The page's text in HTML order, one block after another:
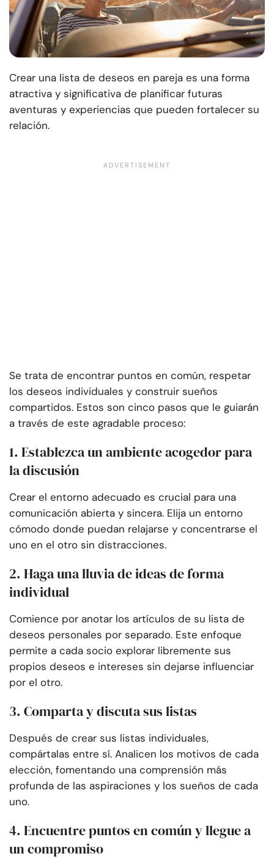
Crear una lista de deseos en pareja es una forma
atractiva y significativa de planificar futuras
aventuras y experiencias que pueden fortalecer su
relación.
Se trata de encontrar puntos en común, respetar
los deseos individuales y construir sueños
compartidos. Estos son cinco pasos que le guiarán
a través de este agradable proceso:
1. Establezca un ambiente acogedor para
la discusión
Crear el entorno adecuado es crucial para una
comunicación abierta y sincera. Elija un entorno
cómodo donde puedan relajarse y concentrarse el
uno en el otro sin distracciones.
2. Haga una lluvia de ideas de forma
individual
Comience por anotar los artículos de su lista de
deseos personales por separado. Este enfoque
permite a cada socio explorar libremente sus
propios deseos e intereses sin dejarse influenciar
por el otro.
3. Comparta y discuta sus listas
Después de crear sus listas individuales,
compártalas entre sí. Analicen los motivos de cada
elección, fomentando una comprensión más
profunda de las aspiraciones y los sueños de cada
uno.
4. Encuentre puntos en común y llegue a
un compromiso